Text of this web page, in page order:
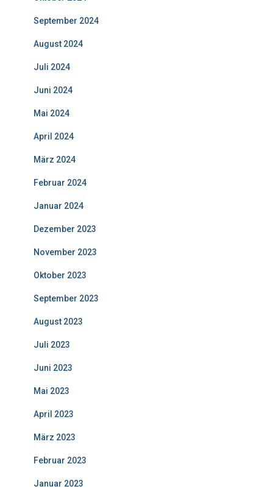
September 2024
August 2024
Juli 2024
Juni 2024
Mai 2024
April 2024
März 2024
Februar 2024
Januar 2024
Dezember 2023
November 2023
Oktober 2023
September 2023
August 2023
Juli 2023
Juni 2023
Mai 2023
April 2023
März 2023
Februar 2023
Januar 2023